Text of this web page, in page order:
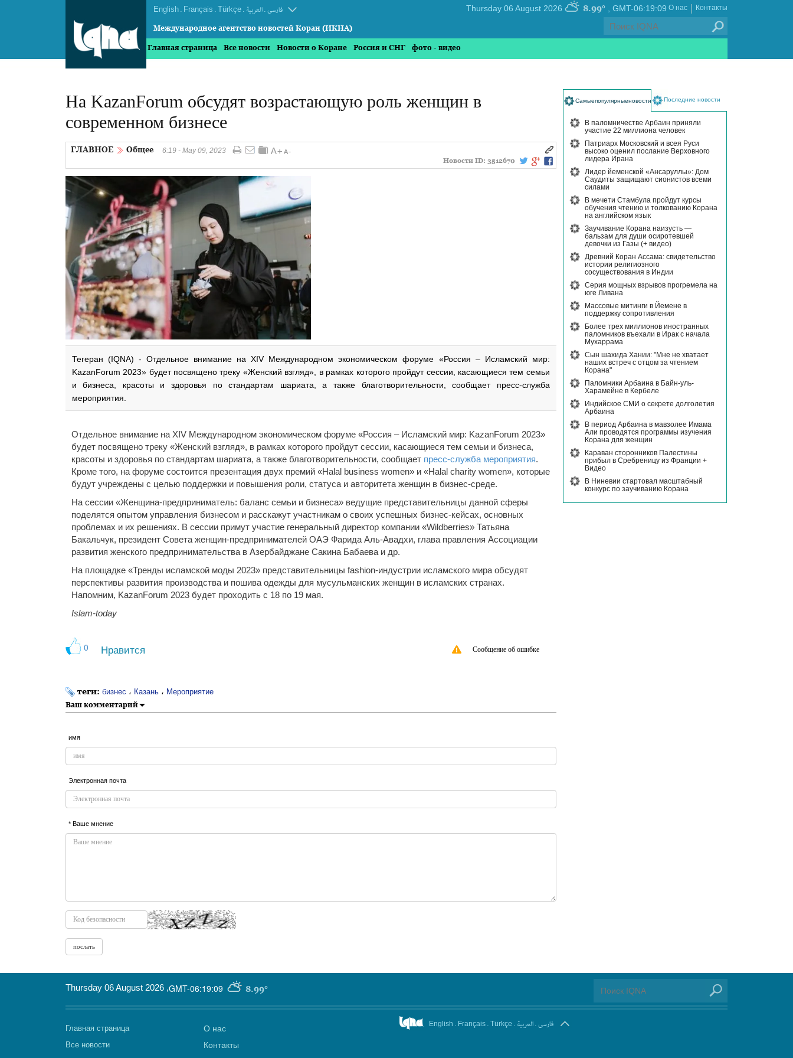
English . Français . Türkçe . العربیة . فارسی
Международное агентство новостей Коран (ИКНА)
GMT-06:19:09
8.99° Контакты
|
О нас
Главная страница Все новости Новости о Коране Россия и СНГ фото - видео
На KazanForum обсудят возрастающую роль женщин в
современном бизнесе
ГЛАВНОЕ Общее
6:19 - May 09, 2023
Новости ID: 3512670
Тегеран (IQNA) - Отдельное внимание на XIV Международном экономическом форуме «Россия – Исламский мир:
KazanForum 2023» будет посвящено треку «Женский взгляд», в рамках которого пройдут сессии, касающиеся тем семьи
и бизнеса, красоты и здоровья по стандартам шариата, а также благотворительности, сообщает пресс-служба
мероприятия.
Отдельное внимание на XIV Международном экономическом форуме «Россия – Исламский мир: KazanForum 2023»
будет посвящено треку «Женский взгляд», в рамках которого пройдут сессии, касающиеся тем семьи и бизнеса,
красоты и здоровья по стандартам шариата, а также благотворительности, сообщает пресс-служба мероприятия.
Кроме того, на форуме состоится презентация двух премий «Halal business women» и «Halal charity women», которые
будут учреждены с целью поддержки и повышения роли, статуса и авторитета женщин в бизнес-среде.
На сессии «Женщина-предприниматель: баланс семьи и бизнеса» ведущие представительницы данной сферы
поделятся опытом управления бизнесом и расскажут участникам о своих успешных бизнес-кейсах, основных
проблемах и их решениях. В сессии примут участие генеральный директор компании «Wildberries» Татьяна
Бакальчук, президент Совета женщин-предпринимателей ОАЭ Фарида Аль-Авадхи, глава правления Ассоциации
развития женского предпринимательства в Азербайджане Сакина Бабаева и др.
На площадке «Тренды исламской моды 2023» представительницы fashion-индустрии исламского мира обсудят
перспективы развития производства и пошива одежды для мусульманских женщин в исламских странах.
Напомним, KazanForum 2023 будет проходить с 18 по 19 мая.
Islam-today
0 Нравится Сообщение об ошибке
теги: бизнес ، Казань ، Мероприятие
Ваш комментарий
имя
Электронная почта
* Ваше мнение
Самыепопулярныеновости Последние новости
В паломничестве Арбаин приняли
участие 22 миллиона человек
Патриарх Московский и всея Руси
высоко оценил послание Верховного
лидера Ирана
Лидер йеменской «Ансаруллы»: Дом
Саудиты защищают сионистов всеми
силами
В мечети Стамбула пройдут курсы
обучения чтению и толкованию Корана
на английском язык
Заучивание Корана наизусть —
бальзам для души осиротевшей
девочки из Газы (+ видео)
Древний Коран Ассама: свидетельство
истории религиозного
сосуществования в Индии
Серия мощных взрывов прогремела на
юге Ливана
Массовые митинги в Йемене в
поддержку сопротивления
Более трех миллионов иностранных
паломников въехали в Ирак с начала
Мухаррама
Сын шахида Хании: "Мне не хватает
наших встреч с отцом за чтением
Корана"
Паломники Арбаина в Байн-уль-
Харамейне в Кербеле
Индийское СМИ о секрете долголетия
Арбаина
В период Арбаина в мавзолее Имама
Али проводятся программы изучения
Корана для женщин
Караван сторонников Палестины
прибыл в Сребреницу из Франции +
Видео
В Ниневии стартовал масштабный
конкурс по заучиванию Корана
GMT-06:19:09 8.99°
Thursday 06 August 2026 ,
Главная страница
Все новости
О нас
Контакты
English . Français . Türkçe . العربیة . فارسی